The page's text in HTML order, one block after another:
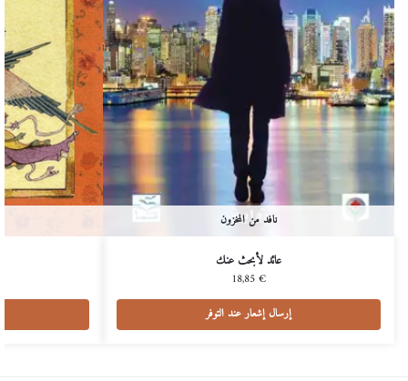
نافد من المخزون
عائد لأبحث عنك
18,85€
إرسال إشعار عند التوفر